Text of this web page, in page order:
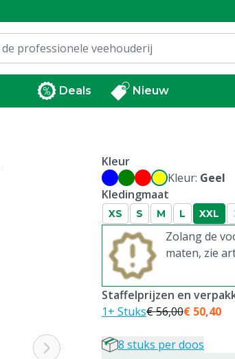
Deals Nieuw
Kleur
Kleur: Geel
Kledingmaat
XS S M L XXL
Zolang de
maten, zie
Staffelprijzen en
1+ Stuks€ 56,00€ 50,40
8 stuks per doos